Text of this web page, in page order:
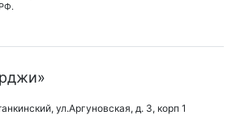
, ул.Аргуновская, д. 3, корп 1